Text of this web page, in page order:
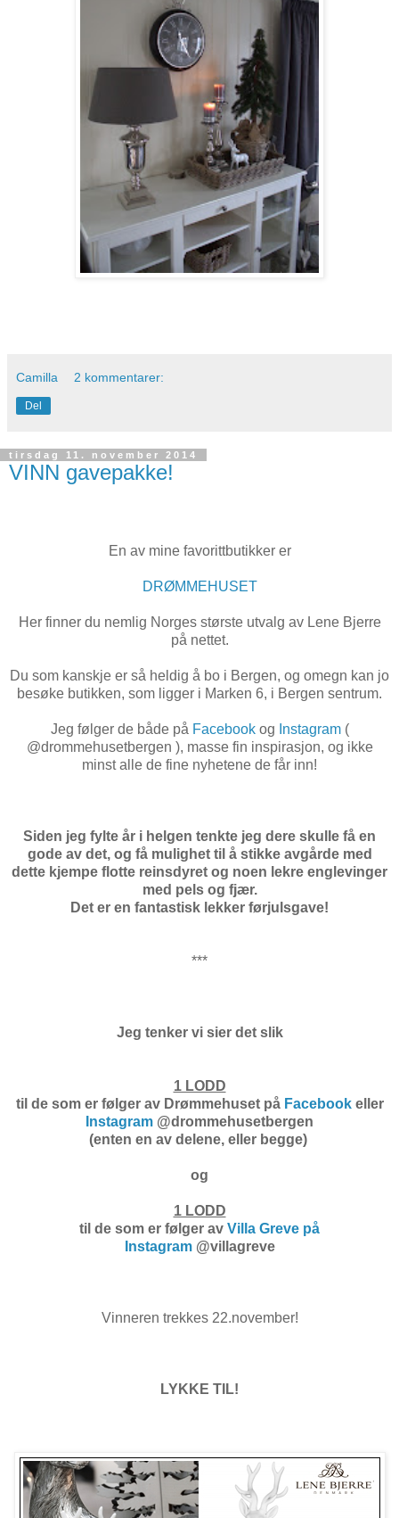
Camilla 2 kommentarer:
Del
tirsdag 11. november 2014
VINN gavepakke!
En av mine favorittbutikker er
DRØMMEHUSET
Her finner du nemlig Norges største utvalg av Lene Bjerre
på nettet.
Du som kanskje er så heldig å bo i Bergen, og omegn kan jo
besøke butikken, som ligger i Marken 6, i Bergen sentrum.
Jeg følger de både på Facebookog Instagram(
@drommehusetbergen ), masse fin inspirasjon, og ikke
minst alle de fine nyhetene de får inn!
Siden jeg fylte år i helgen tenkte jeg dere skulle få en
gode av det, og få mulighet til å stikke avgårde med
dette kjempe flotte reinsdyret og noen lekre englevinger
med pels og fjær.
Det er en fantastisk lekker førjulsgave!
***
Jeg tenker vi sier det slik
1 LODD
til de som er følger av Drømmehuset på Facebookeller
Instagram @drommehusetbergen
(enten en av delene, eller begge)
og
1 LODD
til de som er følger av Villa Greve på
Instagram@villagreve
Vinneren trekkes 22.november!
LYKKE TIL!